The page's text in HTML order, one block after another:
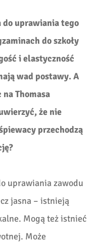
do uprawiania tego
do szkoły
i elastyczność
wad postawy. A
Thomasa
że nie
przechodzą
uprawiania zawodu
jasna – istnieją
Mogą też istnieć
Może